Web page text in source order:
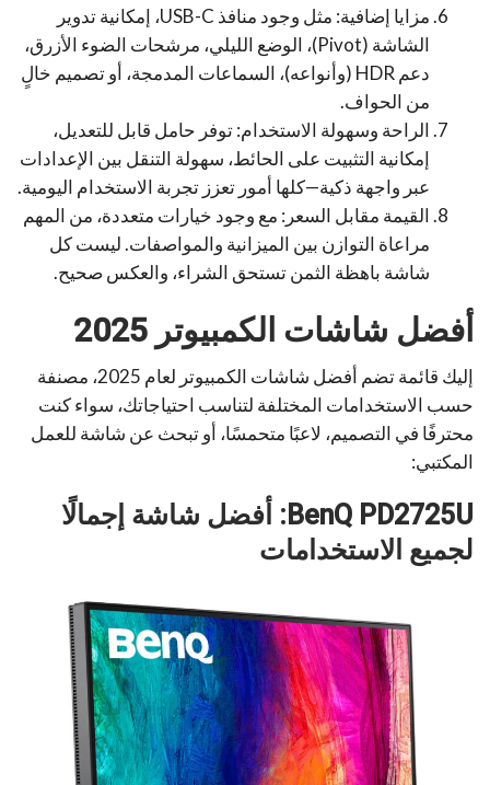
مزايا إضافية: مثل وجود منافذ USB-C، إمكانية تدوير
الشاشة (Pivot)، الوضع الليلي، مرشحات الضوء الأزرق،
دعم HDR (وأنواعه)، السماعات المدمجة، أو تصميم خالٍ
من الحواف.
الراحة وسهولة الاستخدام: توفر حامل قابل للتعديل،
إمكانية التثبيت على الحائط، سهولة التنقل بين الإعدادات
عبر واجهة ذكية—كلها أمور تعزز تجربة الاستخدام اليومية.
القيمة مقابل السعر: مع وجود خيارات متعددة، من المهم
مراعاة التوازن بين الميزانية والمواصفات. ليست كل
شاشة باهظة الثمن تستحق الشراء، والعكس صحيح.
أفضل شاشات الكمبيوتر 2025
إليك قائمة تضم أفضل شاشات الكمبيوتر لعام 2025، مصنفة
حسب الاستخدامات المختلفة لتناسب احتياجاتك، سواء كنت
محترفًا في التصميم، لاعبًا متحمسًا، أو تبحث عن شاشة للعمل
المكتبي:
BenQ PD2725U: أفضل شاشة إجمالًا
لجميع الاستخدامات